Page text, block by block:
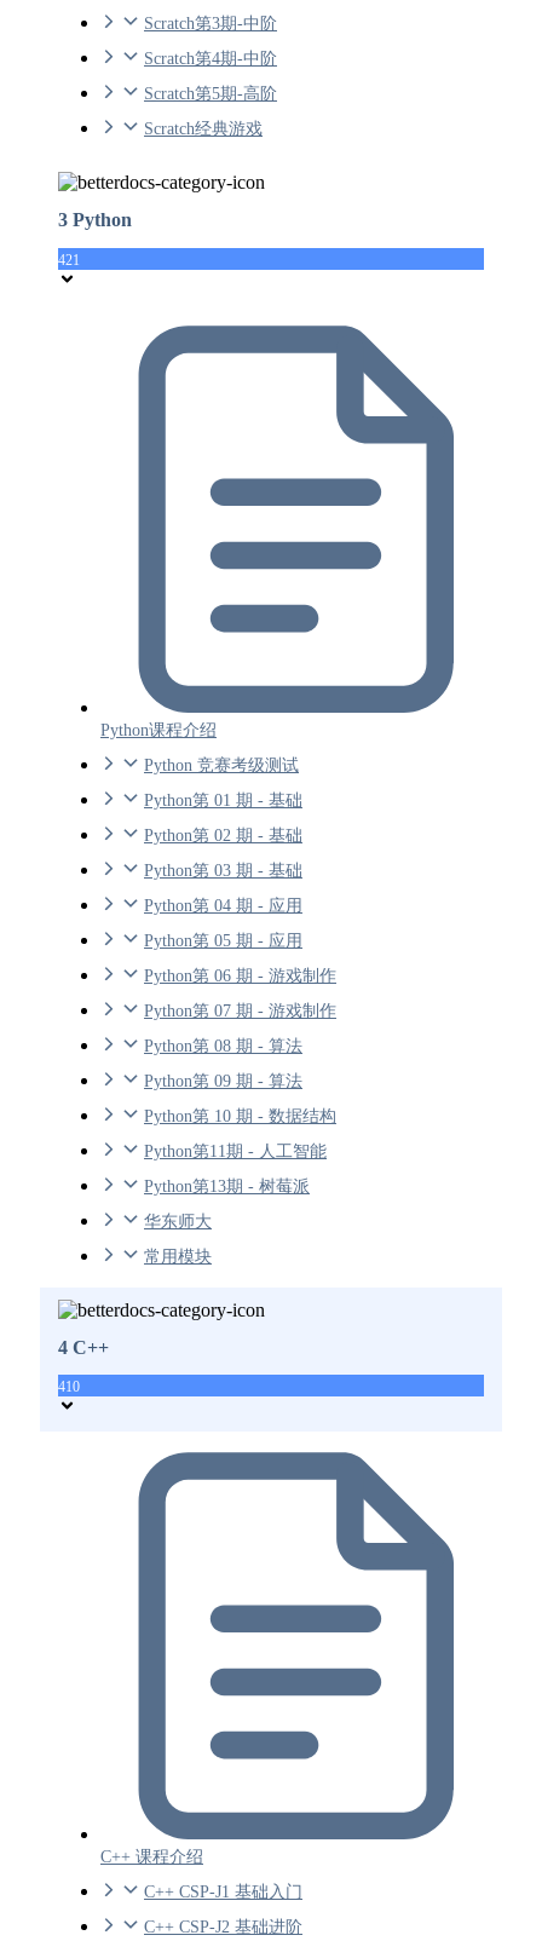
Scratch第3期-中阶
Scratch第4期-中阶
Scratch第5期-高阶
Scratch经典游戏
3 Python
421
Python课程介绍
Python 竞赛考级测试
Python第 01 期 - 基础
Python第 02 期 - 基础
Python第 03 期 - 基础
Python第 04 期 - 应用
Python第 05 期 - 应用
Python第 06 期 - 游戏制作
Python第 07 期 - 游戏制作
Python第 08 期 - 算法
Python第 09 期 - 算法
Python第 10 期 - 数据结构
Python第11期 - 人工智能
Python第13期 - 树莓派
华东师大
常用模块
4 C++
410
C++ 课程介绍
C++ CSP-J1 基础入门
C++ CSP-J2 基础进阶